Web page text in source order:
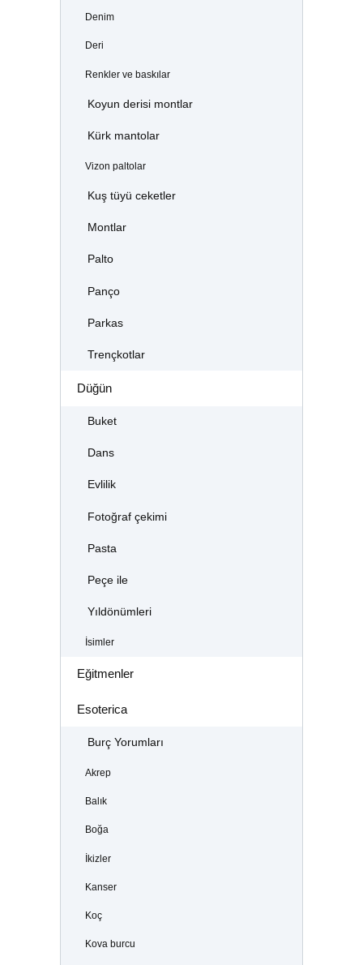
Denim
Deri
Renkler ve baskılar
Koyun derisi montlar
Kürk mantolar
Vizon paltolar
Kuş tüyü ceketler
Montlar
Palto
Panço
Parkas
Trençkotlar
Düğün
Buket
Dans
Evlilik
Fotoğraf çekimi
Pasta
Peçe ile
Yıldönümleri
İsimler
Eğitmenler
Esoterica
Burç Yorumları
Akrep
Balık
Boğa
İkizler
Kanser
Koç
Kova burcu